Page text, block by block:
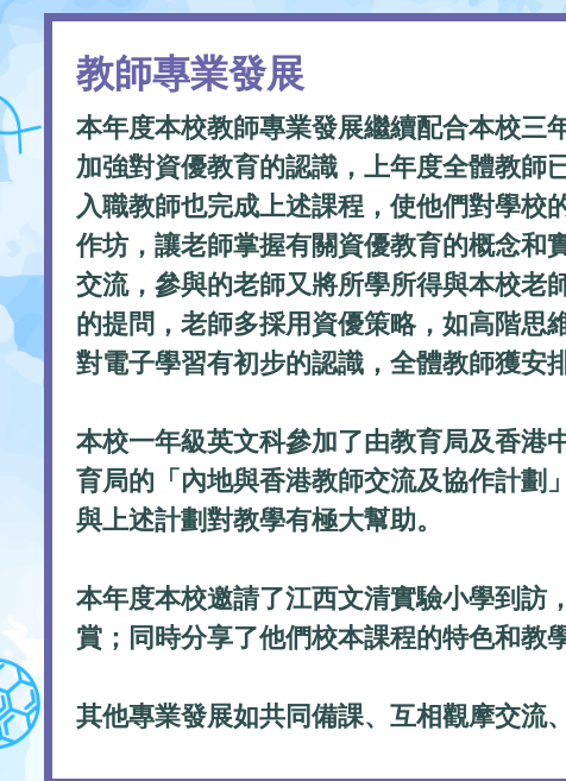
教師專業發展
本年度本校教師專業發展繼續配合本校三
加強對資優教育的認識，上年度全體教師
入職教師也完成上述課程，使他們對學校
作坊，讓老師掌握有關資優教育的概念和
交流，參與的老師又將所學所得與本校老
的提問，老師多採用資優策略，如高階思
對電子學習有初步的認識，全體教師獲安
本校一年級英文科參加了由教育局及香港
育局的「內地與香港教師交流及協作計劃
與上述計劃對教學有極大幫助。
本年度本校邀請了江西文清實驗小學到訪
賞；同時分享了他們校本課程的特色和教
其他專業發展如共同備課、互相觀摩交流